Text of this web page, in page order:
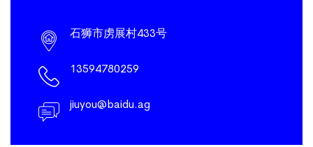
石狮市虏展村433号
13594780259
jiuyou@baidu.ag